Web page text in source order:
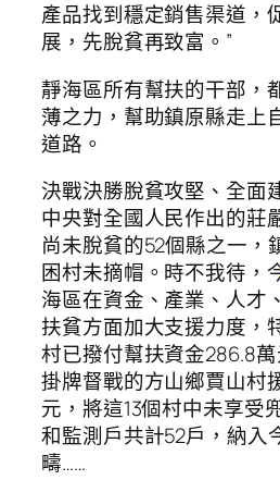
產品找到穩定銷售渠道，
展，先脫貧再致富。”
靜海區所有幫扶的干部，
薄之力，幫助鎮原縣走上
道路。
決戰決勝脫貧攻堅、全面
中央對全國人民作出的莊
尚未脫貧的52個縣之一，
困村未摘帽。時不我待，
海區在資金、產業、人才
扶貧方面加大支援力度，
村已撥付幫扶資金286.8
掛牌督戰的方山鄉賈山村
元，將這13個村中未享受
和監測戶共計52戶，納入
疇……